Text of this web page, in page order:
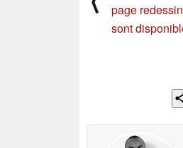
page
sont